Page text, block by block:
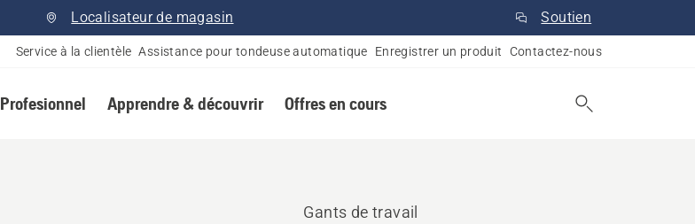
Localisateur de magasin Soutien
Service à la clientèle Assistance pour tondeuse automatique Enregistrer un produit Contactez-nous
Profesionnel Apprendre & découvrir Offres en cours
Gants de travail